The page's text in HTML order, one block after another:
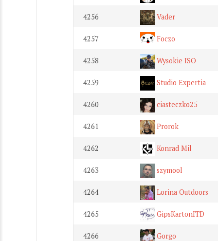
4256 Vader
4257 Foczo
4258 Wysokie ISO
4259 Studio Expertia
4260 ciasteczko25
4261 Prorok
4262 Konrad Mil
4263 szymool
4264 Lorina Outdoors
4265 GipsKartonITD
4266 Gorgo